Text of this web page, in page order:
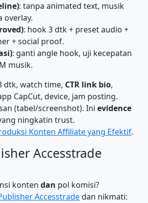
: tanpa animated text, musik
overlay.
: hook 3 dtk + preset audio +
+ social proof.
: ganti angle hook, uji kecepatan
musik.
dtk, watch time, CTR link bio,
CapCut, device, jam posting.
(tabel/screenshot). Ini evidence
ningkatin trust.
Konten Affiliate yang Efektif.
Accesstrade
konten dan pol komisi?
Accesstradedan nikmati: